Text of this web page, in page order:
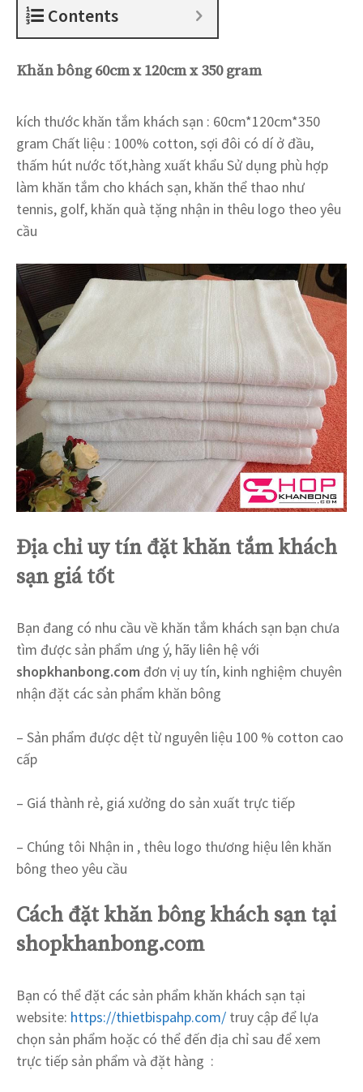
Contents
Khăn bông 60cm x 120cm x 350 gram
kích thước khăn tắm khách sạn : 60cm*120cm*350
gram Chất liệu : 100% cotton, sợi đôi có dí ở đầu,
thấm hút nước tốt,hàng xuất khẩu Sử dụng phù hợp
làm khăn tắm cho khách sạn, khăn thể thao như
tennis, golf, khăn quà tặng nhận in thêu logo theo yêu
cầu
Địa chỉ uy tín đặt khăn tắm khách
sạn giá tốt
Bạn đang có nhu cầu về khăn tắm khách sạn bạn chưa
tìm được sản phẩm ưng ý, hãy liên hệ với
shopkhanbong.com đơn vị uy tín, kinh nghiệm chuyên
nhận đặt các sản phẩm khăn bông
– Sản phẩm được dệt từ nguyên liệu 100 % cotton cao
cấp
– Giá thành rẻ, giá xưởng do sản xuất trực tiếp
– Chúng tôi Nhận in , thêu logo thương hiệu lên khăn
bông theo yêu cầu
Cách đặt khăn bông khách sạn tại
shopkhanbong.com
Bạn có thể đặt các sản phẩm khăn khách sạn tại
website: https://thietbispahp.com/ truy cập để lựa
chọn sản phẩm hoặc có thể đến địa chỉ sau để xem
trực tiếp sản phẩm và đặt hàng :